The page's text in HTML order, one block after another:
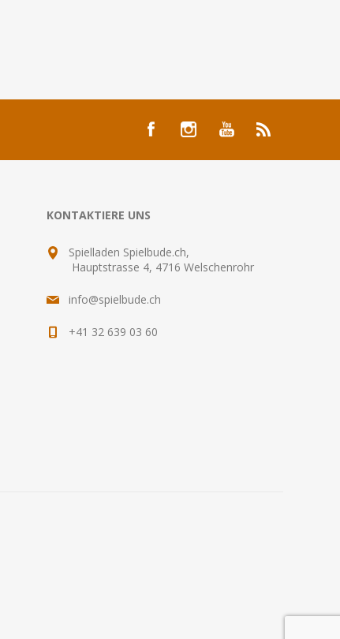
KONTAKTIERE UNS
Spielladen Spielbude.ch,
Hauptstrasse 4, 4716 Welschenrohr
info@spielbude.ch
+41 32 639 03 60